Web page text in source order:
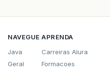
NAVEGUE
Java
Geral
APRENDA
Carreiras Alura
Formacoes